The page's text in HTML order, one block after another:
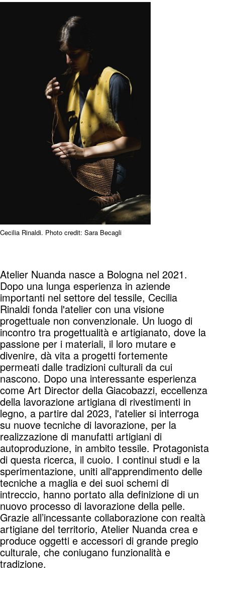
Cecilia Rinaldi. Photo credit: Sara Becagli
Atelier Nuanda nasce a Bologna nel 2021.
Dopo una lunga esperienza in aziende
importanti nel settore del tessile, Cecilia
Rinaldi fonda l'atelier con una visione
progettuale non convenzionale. Un luogo di
incontro tra progettualità e artigianato, dove la
passione per i materiali, il loro mutare e
divenire, dà vita a progetti fortemente
permeati dalle tradizioni culturali da cui
nascono. Dopo una interessante esperienza
come Art Director della Giacobazzi, eccellenza
della lavorazione artigiana di rivestimenti in
legno, a partire dal 2023, l'atelier si interroga
su nuove tecniche di lavorazione, per la
realizzazione di manufatti artigiani di
autoproduzione, in ambito tessile. Protagonista
di questa ricerca, il cuoio. I continui studi e la
sperimentazione, uniti all'apprendimento delle
tecniche a maglia e dei suoi schemi di
intreccio, hanno portato alla definizione di un
nuovo processo di lavorazione della pelle.
Grazie all’incessante collaborazione con realtà
artigiane del territorio, Atelier Nuanda crea e
produce oggetti e accessori di grande pregio
culturale, che coniugano funzionalità e
tradizione.